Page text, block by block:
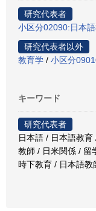
研究代表者
小区分02090:日本
研究代表者以外
教育学 / 小区分
キーワード
研究代表者
日本語 / 日本語教
教師 / 日米関係 / 留
時下教育 / 日本語教